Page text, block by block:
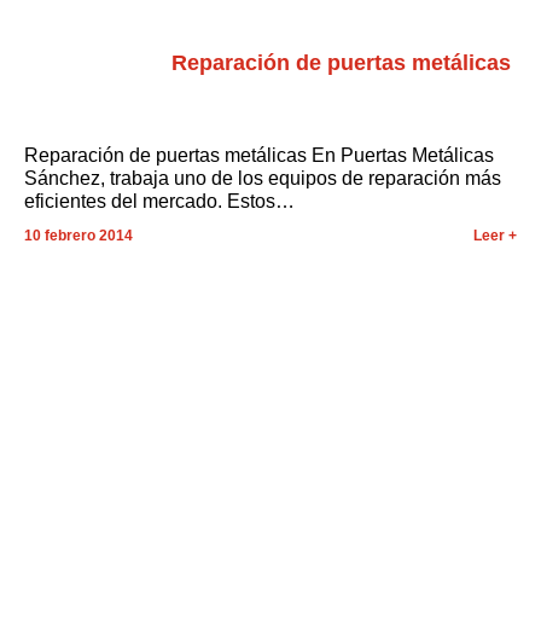
Reparación de puertas metálicas
Reparación de puertas metálicas En Puertas Metálicas
Sánchez, trabaja uno de los equipos de reparación más
eficientes del mercado. Estos…
10 febrero 2014 Leer +